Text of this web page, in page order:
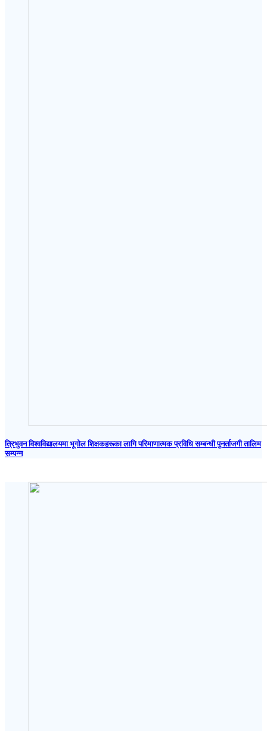
त्रिभुवन विश्वविद्यालयमा भूगोल शिक्षकहरूका लागि परिमाणात्मक प्रविधि सम्बन्धी पुनर्ताजगी तालिम
सम्पन्न